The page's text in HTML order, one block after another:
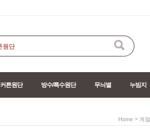
커튼원단 방수/특수원단 무늬별 누빔지
Home > 계